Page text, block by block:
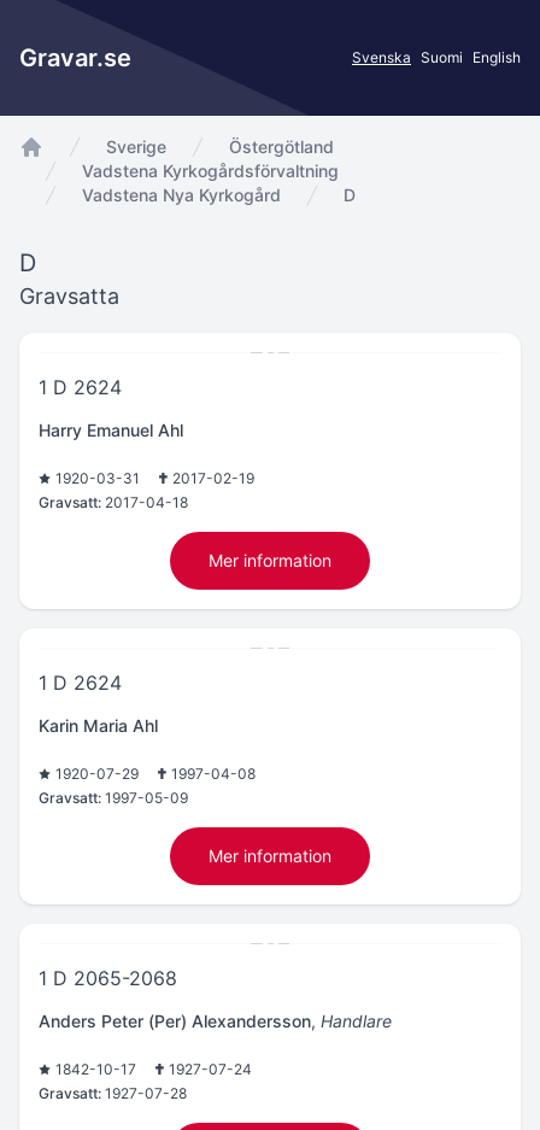
Gravar.se Svenska Suomi English
app.Start
Sverige
Östergötland
Vadstena Kyrkogårdsförvaltning
Vadstena Nya Kyrkogård
D
D
Gravsatta
1 D 2624
Harry Emanuel Ahl
1920-03-31
2017-02-19
Gravsatt: 2017-04-18
Mer information
1 D 2624
Karin Maria Ahl
1920-07-29
1997-04-08
Gravsatt: 1997-05-09
Mer information
1 D 2065-2068
Anders Peter (Per) Alexandersson, Handlare
1842-10-17
1927-07-24
Gravsatt: 1927-07-28